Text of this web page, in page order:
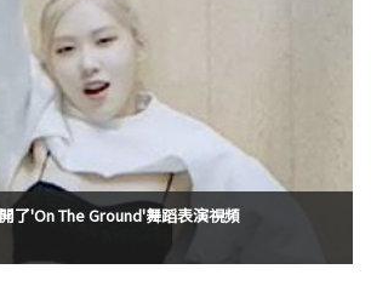
了'On The Ground'舞蹈表演視頻